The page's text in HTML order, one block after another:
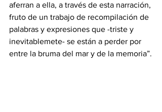
aferran a ella, a través de esta narración,
fruto de un trabajo de recompilación de
palabras y expresiones que -triste y
inevitablemete- se están a perder por
entre la bruma del mar y de la memoria”.